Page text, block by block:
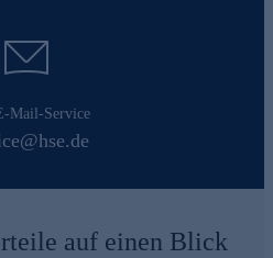
Mail-Service
auf einen Blick